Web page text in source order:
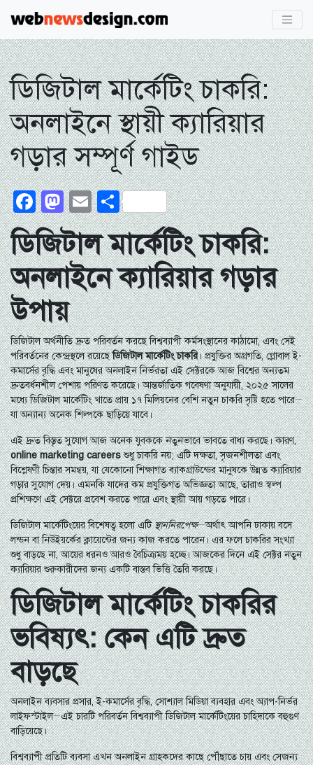
ডিজিটাল মার্কেটিং চাকরি:
অনলাইনে স্থায়ী ক্যারিয়ার
গড়ার সম্পূর্ণ গাইড
Facebook
Mastodon
EmailShare
ডিজিটাল মার্কেটিং চাকরি:
অনলাইনে ক্যারিয়ার গড়ার
উপায়
ডিজিটাল অর্থনীতি দ্রুত পরিবর্তন করছে বিশ্বব্যাপী কর্মসংস্থানের কাঠামো, এবং সেই
পরিবর্তনের কেন্দ্রস্থলে রয়েছেডিজিটাল মার্কেটিং চাকরি। প্রযুক্তির অগ্রগতি, গ্লোবাল ই-
কমার্সের বৃদ্ধি এবং মানুষের অনলাইন নির্ভরতা এই সেক্টরকে আজ বিশ্বের অন্যতম
দ্রুতবর্ধনশীল পেশায় পরিণত করেছে। আন্তর্জাতিক গবেষণা অনুযায়ী, ২০২৫ সালের
মধ্যে ডিজিটাল মার্কেটিং খাতে প্রায় ১৭ মিলিয়নের বেশি নতুন চাকরি সৃষ্টি হতে পারে—
যা অন্যান্য অনেক শিল্পকে ছাড়িয়ে যাবে।
এই দ্রুত বিস্তৃত সুযোগ আজ অনেক যুবককে নতুনভাবে ভাবতে বাধ্য করছে। কারণ,
online marketing careersশুধু চাকরি নয়; এটি দক্ষতা, সৃজনশীলতা এবং
বিশ্লেষণী চিন্তার সমন্বয়, যা যেকোনো শিক্ষাগত ব্যাকগ্রাউন্ডের মানুষকে উন্নত ক্যারিয়ার
গড়ার সুযোগ দেয়। এমনকি যাদের কম প্রযুক্তিগত অভিজ্ঞতা আছে, তারাও স্বল্প
প্রশিক্ষণে এই সেক্টরে প্রবেশ করতে পারে এবং স্থায়ী আয় গড়তে পারে।
ডিজিটাল মার্কেটিংয়ের বিশেষত্ব হলো এটিস্থাননিরপেক্ষ—অর্থাৎ আপনি ঢাকায় বসে
লন্ডন বা নিউইয়র্কের ক্লায়েন্টের জন্য কাজ করতে পারেন। এর ফলে চাকরির সংখ্যা
শুধু বাড়ছে না, আয়ের ধরনও আরও বৈচিত্র্যময় হচ্ছে। আজকের দিনে এই সেক্টর নতুন
ক্যারিয়ার শুরুকারীদের জন্য একটি বাস্তব ভিত্তি তৈরি করছে।
ডিজিটাল মার্কেটিং চাকরির
ভবিষ্যৎ: কেন এটি দ্রুত
বাড়ছে
অনলাইন ব্যবসার প্রসার, ই-কমার্সের বৃদ্ধি, সোশ্যাল মিডিয়া ব্যবহার এবং অ্যাপ-নির্ভর
লাইফস্টাইল—এই চারটি পরিবর্তন বিশ্বব্যাপী ডিজিটাল মার্কেটিংয়ের চাহিদাকে বহুগুণ
বাড়িয়েছে।
বিশ্বব্যাপী প্রতিটি ব্যবসা এখন অনলাইন গ্রাহকদের কাছে পৌঁছাতে চায় এবং সেজন্য